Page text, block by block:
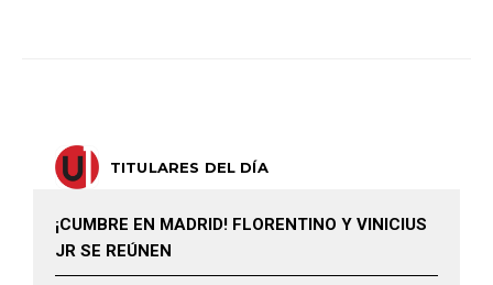
TITULARES DEL DÍA
¡CUMBRE EN MADRID! FLORENTINO Y VINICIUS
JR SE REÚNEN